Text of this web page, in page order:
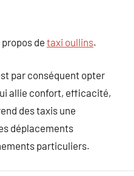
de taxi oullins.
par conséquent opter
allie confort, efficacité,
des taxis une
déplacements
particuliers.